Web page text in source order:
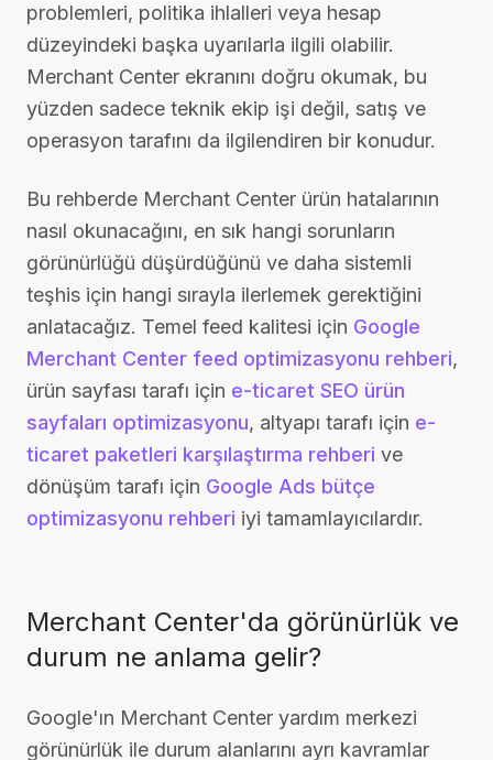
problemleri, politika ihlalleri veya hesap
düzeyindeki başka uyarılarla ilgili olabilir.
Merchant Center ekranını doğru okumak, bu
yüzden sadece teknik ekip işi değil, satış ve
operasyon tarafını da ilgilendiren bir konudur.
Bu rehberde Merchant Center ürün hatalarının
nasıl okunacağını, en sık hangi sorunların
görünürlüğü düşürdüğünü ve daha sistemli
teşhis için hangi sırayla ilerlemek gerektiğini
anlatacağız. Temel feed kalitesi için Google
Merchant Center feed optimizasyonu rehberi,
ürün sayfası tarafı için e-ticaret SEO ürün
sayfaları optimizasyonu, altyapı tarafı için e-
ticaret paketleri karşılaştırma rehberi ve
dönüşüm tarafı için Google Ads bütçe
optimizasyonu rehberi iyi tamamlayıcılardır.
Merchant Center'da görünürlük ve
durum ne anlama gelir?
Google'ın Merchant Center yardım merkezi
görünürlük ile durum alanlarını ayrı kavramlar